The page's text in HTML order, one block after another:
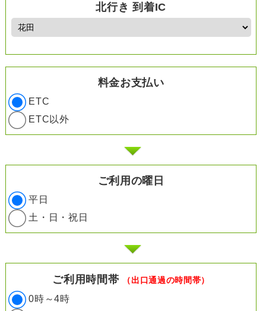
北行き 到着IC
料金お支払い
ETC
ETC以外
ご利用の曜日
平日
土・日・祝日
ご利用時間帯 （出口通過の時間帯）
0時～4時